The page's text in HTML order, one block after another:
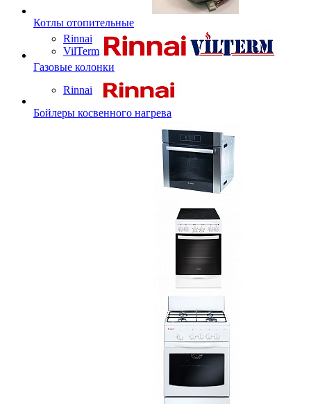
Котлы отопительные
Rinnai
VilTerm
Газовые колонки
Rinnai
Бойлеры косвенного нагрева